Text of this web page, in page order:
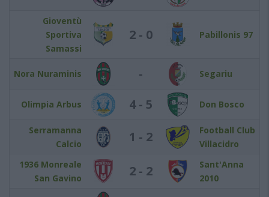
Gioventù
Sportiva
Samassi
2 - 0 Pabillonis 97
Nora Nuraminis - Segariu
Olimpia Arbus 4 - 5 Don Bosco
Serramanna
Calcio
1 - 2
Football Club
Villacidro
1936 Monreale
San Gavino
2 - 2
Sant'Anna
2010